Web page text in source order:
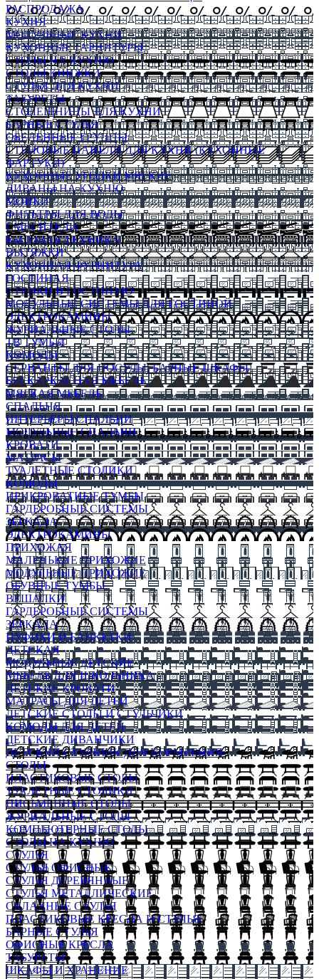
РАСПРОДАЖА
КУХНЯ
МОДУЛЬНЫЕ КУХНИ
КУХОННЫЕ ГАРНИТУРЫ
СТОЛЫ НА КУХНЮ
СТОЛЫ КНИЖКИ
СТУЛЬЯ ДЛЯ КУХНИ
ТАБУРЕТЫ
СТОЛЕШНИЦЫ ДЛЯ КУХНИ
БАРНЫЕ СТУЛЬЯ
ОБЕДЕННЫЕ ГРУППЫ
СТЕНОВЫЕ ПАНЕЛИ ДЛЯ КУХНИ (КУХОННЫЕ
ФАРТУКИ)
КУХОННЫЕ УГОЛКИ МЯГКИЕ
ДИВАНЫ НА КУХНЮ
МОЙКИ
ФИЛЬТРЫ ДЛЯ ВОДЫ
СМЕСИТЕЛИ
БЫТОВАЯ ТЕХНИКА
ВЫТЯЖКИ
КУХОННАЯ ФУРНИТУРА
ГОСТИНАЯ
СТЕНКИ В ГОСТИНУЮ
МОДУЛЬНЫЕ СИСТЕМЫ ДЛЯ ГОСТИНОЙ
ЭЛЕКТРОКАМИНЫ
ЖУРНАЛЬНЫЕ СТОЛЫ
ТВ ТУМБЫ
КОМОДЫ
СЕРВАНТЫ ДЛЯ ПОСУДЫ, БАРНЫЕ ШКАФЫ
БЕСКАРКАСНАЯ МЕБЕЛЬ
МЯГКАЯ МЕБЕЛЬ
СПАЛЬНЯ
ИНТЕРЬЕРЫ СПАЛЬНИ
МОДУЛЬНЫЕ СПАЛЬНИ
КРОВАТИ
МАТРАСЫ
ТУАЛЕТНЫЕ СТОЛИКИ
КОМОДЫ
ПРИКРОВАТНЫЕ ТУМБЫ
ГАРДЕРОБНЫЕ СИСТЕМЫ
ЗЕРКАЛА
ЭЛЕКТРОКАМИНЫ
ПРИХОЖАЯ
МАЛЕНЬКИЕ ПРИХОЖИЕ
МОДУЛЬНЫЕ ПРИХОЖИЕ
ОБУВНЫЕ ТУМБЫ
ВЕШАЛКИ
ГАРДЕРОБНЫЕ СИСТЕМЫ
ЗЕРКАЛА
ПУФИКИ И БАНКЕТКИ
ДЕТСКАЯ
МОДУЛЬНЫЕ ДЕТСКИЕ
МЕБЕЛЬ ДЛЯ ШКОЛЬНИКА
ДЕТСКИЕ КРОВАТИ
МАТРАСЫ ДЛЯ ДЕТЕЙ
ДЕТСКИЕ СТОЛЫ И СТУЛЬЧИКИ
КОМОДЫ ДЛЯ ДЕТЕЙ
ДЕТСКИЕ ДИВАНЧИКИ
ДЕТСКИЙ СТУЛЬЧИК ДЛЯ КОРМЛЕНИЯ
СТОЛЫ
ПЛАСТИКОВЫЕ СТОЛЫ
ТУАЛЕТНЫЕ СТОЛИКИ
ПИСЬМЕННЫЕ СТОЛЫ
ЖУРНАЛЬНЫЕ СТОЛЫ
КОМПЬЮТЕРНЫЕ СТОЛЫ
СТОЛЫ НА КУХНЮ
СТУЛЬЯ
СТУЛЬЯ ОФИСНЫЕ
СТУЛЬЯ ДЕРЕВЯННЫЕ
СТУЛЬЯ МЕТАЛЛИЧЕСКИЕ
СКЛАДНЫЕ СТУЛЬЯ
ПЛАСТИКОВЫЕ КРЕСЛА И СТУЛЬЯ
БАРНЫЕ СТУЛЬЯ
ОФИСНЫЕ КРЕСЛА
ТАБУРЕТЫ
ШКАФЫ И ХРАНЕНИЕ